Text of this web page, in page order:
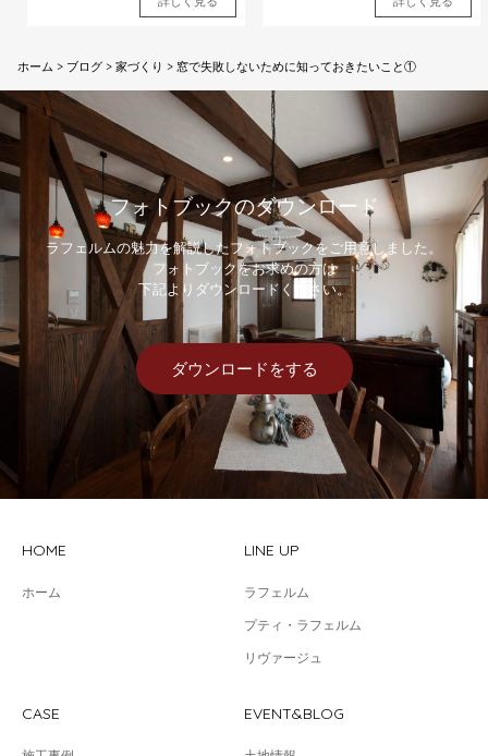
ホーム > ブログ > 家づくり > 窓で失敗しないために知っておきたいこと①
フォトブックのダウンロード
ラフェルムの魅力を解説したフォトブックをご用意しました。
フォトブックをお求めの方は
下記よりダウンロードください。
ダウンロードをする
HOME
ホーム
LINE UP
ラフェルム
プティ・ラフェルム
リヴァージュ
CASE EVENT&BLOG